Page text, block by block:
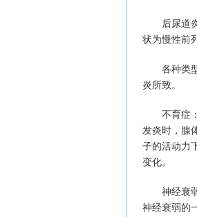
后尿道炎
状为慢性前
各种类型
炎所致。
不育症：
发炎时，腺
子的活动力
变化。
神经衰弱
神经衰弱的